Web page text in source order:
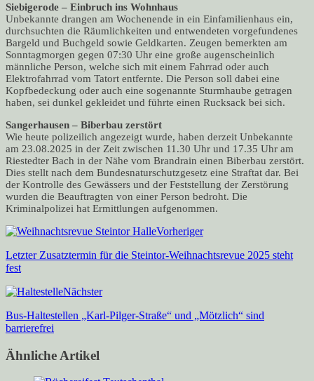
Siebigerode – Einbruch ins Wohnhaus
Unbekannte drangen am Wochenende in ein Einfamilienhaus ein,
durchsuchten die Räumlichkeiten und entwendeten vorgefundenes
Bargeld und Buchgeld sowie Geldkarten. Zeugen bemerkten am
Sonntagmorgen gegen 07:30 Uhr eine große augenscheinlich
männliche Person, welche sich mit einem Fahrrad oder auch
Elektrofahrrad vom Tatort entfernte. Die Person soll dabei eine
Kopfbedeckung oder auch eine sogenannte Sturmhaube getragen
haben, sei dunkel gekleidet und führte einen Rucksack bei sich.
Sangerhausen – Biberbau zerstört
Wie heute polizeilich angezeigt wurde, haben derzeit Unbekannte
am 23.08.2025 in der Zeit zwischen 11.30 Uhr und 17.35 Uhr am
Riestedter Bach in der Nähe vom Brandrain einen Biberbau zerstört.
Dies stellt nach dem Bundesnaturschutzgesetz eine Straftat dar. Bei
der Kontrolle des Gewässers und der Feststellung der Zerstörung
wurden die Beauftragten von einer Person bedroht. Die
Kriminalpolizei hat Ermittlungen aufgenommen.
Vorheriger
Letzter Zusatztermin für die Steintor-Weihnachtsrevue 2025 steht
fest
Nächster
Bus-Haltestellen „Karl-Pilger-Straße“ und „Mötzlich“ sind
barrierefrei
Ähnliche Artikel